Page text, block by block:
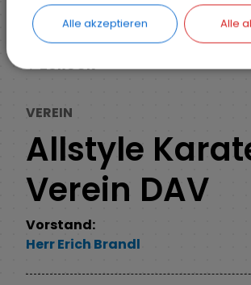
ZURÜCK
VEREIN
Allstyle
Verein DAV
Vorstand:
HerrErich Brandl
Alle akzeptieren Alle